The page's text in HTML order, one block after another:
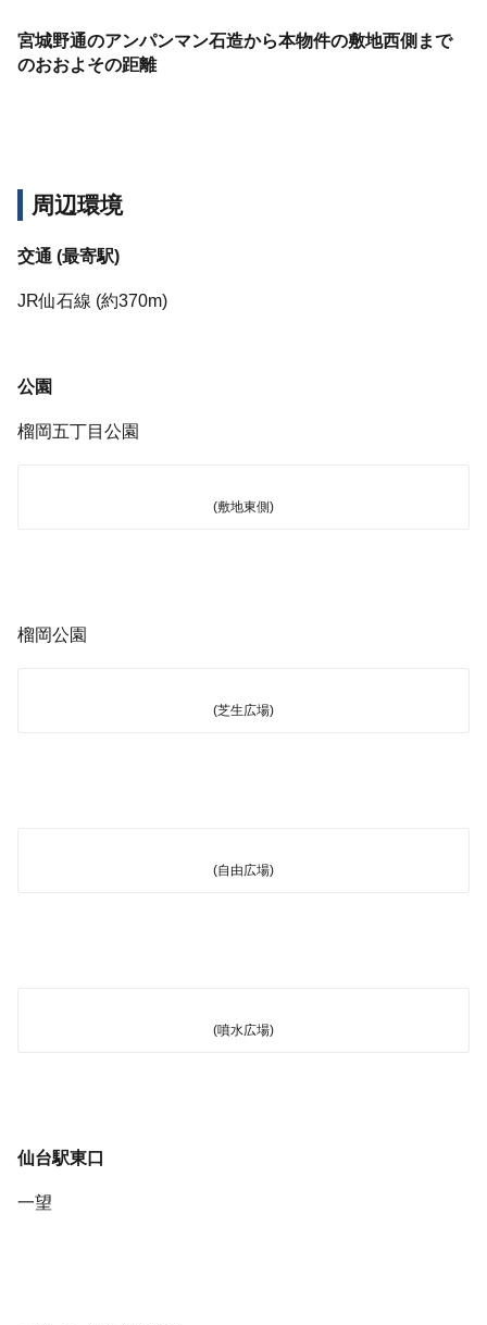
宮城野通のアンパンマン石造から本物件の敷地西側まで
のおおよその距離
周辺環境
交通(最寄駅)
JR仙石線 (約370m)
公園
榴岡五丁目公園
(敷地東側)
榴岡公園
(芝生広場)
(自由広場)
(噴水広場)
仙台駅東口
一望